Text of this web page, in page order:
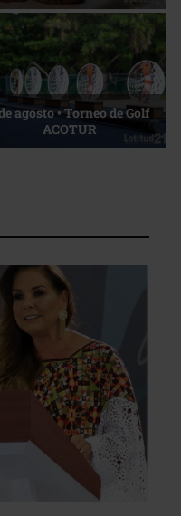
La esencia del servicio